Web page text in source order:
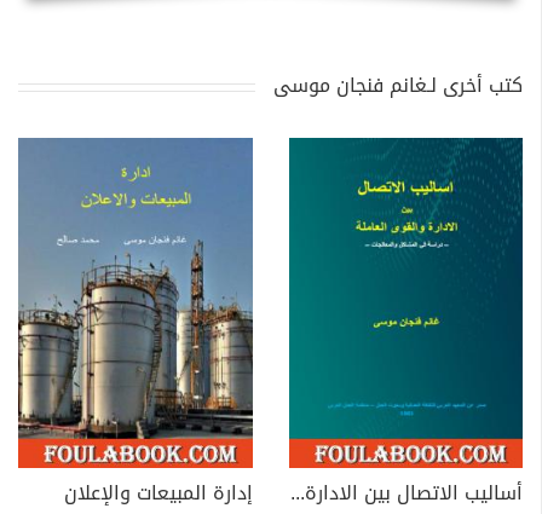
كتب أخرى لـغانم فنجان موسى
أساليب الاتصال بين الادارة والقوى العاملة - دراسة في المشاكل والمعالجات
إدارة المبيعات والإعلان